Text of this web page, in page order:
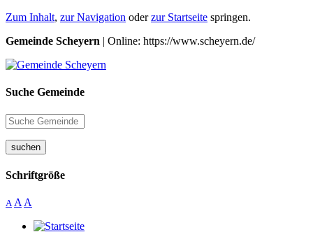
Zum Inhalt, zur Navigation oderzur Startseite springen.
Gemeinde Scheyern | Online: https://www.scheyern.de/
Suche Gemeinde
suchen
Schriftgröße
A A A